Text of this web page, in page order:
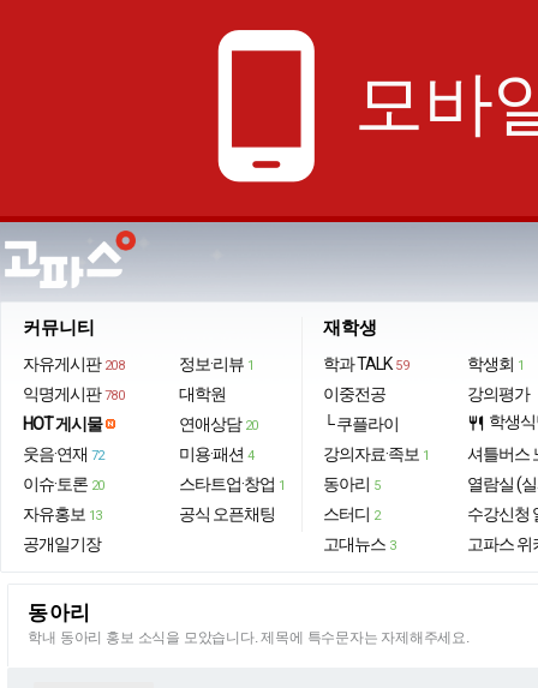
phone_android 모바
커뮤니티
자유게시판 208
익명게시판 780
HOT 게시물
웃음·연재 72
이슈·토론 20
자유홍보 13
공개일기장
정보·리뷰 1
대학원
연애상담 20
미용·패션 4
스타트업·창업 1
공식 오픈채팅
재학생
학과 TALK 59
이중전공
└ 쿠플라이
강의자료·족보 1
동아리 5
스터디 2
고대뉴스 3
학생회 1
강의평가
restaurant 학생
셔틀버스
열람실 (
수강신청
고파스 위
동아리
학내 동아리 홍보 소식을 모았습니다. 제목에 특수문자는 자제해주세요.